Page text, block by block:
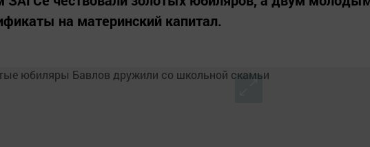
на материнский капитал.